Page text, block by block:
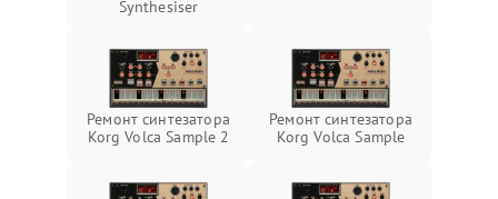
Synthesiser
Ремонт синтезатора
Korg Volca Sample 2
Ремонт синтезатора
Korg Volca Sample